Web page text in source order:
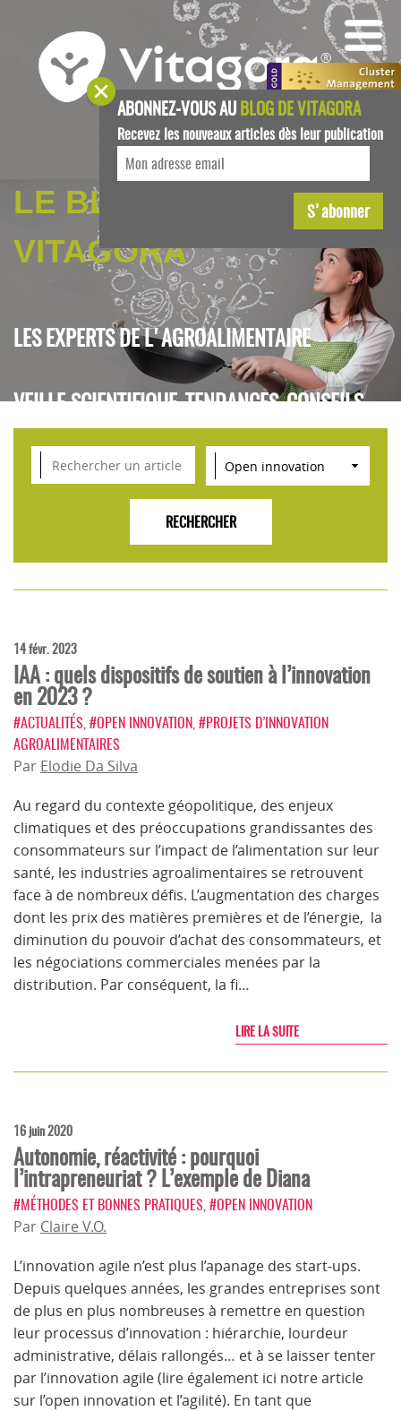
LE BLOG DE
VITAGORA
LES EXPERTS DE L'AGROALIMENTAIRE
VEILLE SCIENTIFIQUE, TENDANCES, CONSEILS
POUR L'INNOVATION AGROALIMENTAIRE
14 févr. 2023
IAA : quels dispositifs de soutien à l’innovation
en 2023 ?
#ACTUALITÉS #OPEN INNOVATION #PROJETS D’INNOVATION
AGROALIMENTAIRES
Par Elodie Da Silva
Au regard du contexte géopolitique, des enjeux
climatiques et des préoccupations grandissantes des
consommateurs sur l’impact de l’alimentation sur leur
santé, les industries agroalimentaires se retrouvent
face à de nombreux défis. L’augmentation des charges
dont les prix des matières premières et de l’énergie, la
diminution du pouvoir d’achat des consommateurs, et
les négociations commerciales menées par la
distribution. Par conséquent, la fi…
LIRE LA SUITE
16 juin 2020
Autonomie, réactivité : pourquoi
l’intrapreneuriat ? L’exemple de Diana
#MÉTHODES ET BONNES PRATIQUES #OPEN INNOVATION
Par Claire V.O.
L’innovation agile n’est plus l’apanage des start-ups.
Depuis quelques années, les grandes entreprises sont
de plus en plus nombreuses à remettre en question
leur processus d’innovation : hiérarchie, lourdeur
administrative, délais rallongés… et à se laisser tenter
par l’innovation agile (lire également ici notre article
sur l’open innovation et l’agilité). En tant que
ABONNEZ-VOUS AUBLOG DE VITAGORA
Recevez les nouveaux articles dès leur publication